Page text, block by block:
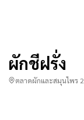
ผักชีฝรั่ง
ตลาดผักและสมุนไพร 2